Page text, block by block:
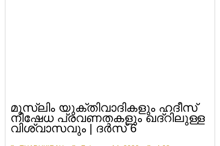
മുസ്ലിം യുക്തിവാദികളും ഹദീസ്
നിഷേധ പ്രവണതകളും ഖദ്റിലുള്ള
വിശ്വാസവും | ദർസ് 6